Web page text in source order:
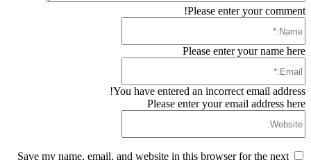
Please enter your comment!
Please enter your name here
You have entered an incorrect email address!
Please enter your email address here
Save my name, email, and website in this browser for the next